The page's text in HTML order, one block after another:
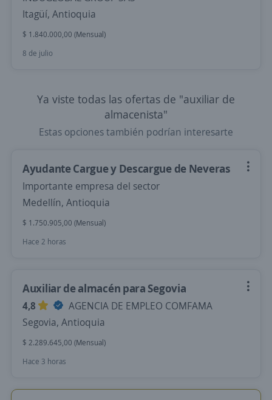
Itagüí, Antioquia
$ 1.840.000,00 (Mensual)
8 de julio
Ya viste todas las ofertas de "auxiliar de
almacenista"
Estas opciones también podrían interesarte
Ayudante Cargue y Descargue de Neveras
Importante empresa del sector
Medellín, Antioquia
$ 1.750.905,00 (Mensual)
Hace 2 horas
Auxiliar de almacén para Segovia
4,8
AGENCIA DE EMPLEO COMFAMA
Segovia, Antioquia
$ 2.289.645,00 (Mensual)
Hace 3 horas